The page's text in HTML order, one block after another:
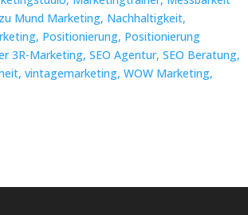
Mund Marketing, Nachhaltigkeit,
Positionierung, Positionierung
3R-Marketing,SEO Agentur,SEO Beratung,
vintagemarketing,WOW Marketing,